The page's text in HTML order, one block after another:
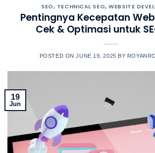
SEO, TECHNICAL SEO,WEBSITE
Pentingnya Kecepatan
Cek & Optimasi untuk
POSTED ONJUNE 19, 2025 BY
19
Jun